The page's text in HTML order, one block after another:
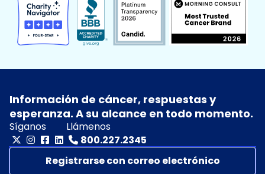
Información de cáncer, respuestas y
esperanza. A su alcance en todo momento.
Síganos
Llámenos
800.227.2345
Registrarse con correo electrónico